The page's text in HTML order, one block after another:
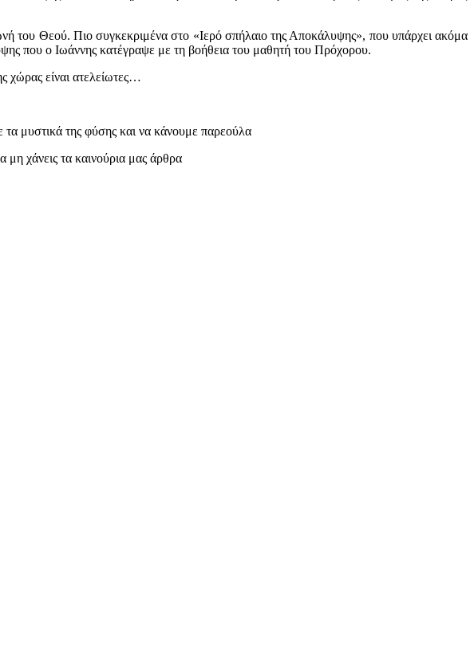
του Θεού. Πιο συγκεκριμένα στο «Ιερό σπήλαιο της Αποκάλυψης», που υπάρχει ακόμα
που ο Ιωάννης κατέγραψε με τη βοήθεια του μαθητή του Πρόχορου.
χώρας είναι ατελείωτες…
τα μυστικά της φύσης και να κάνουμε παρεούλα
μη χάνεις τα καινούρια μας άρθρα